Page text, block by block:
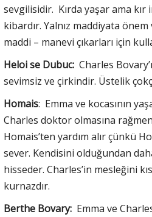
sevgilisidir. Kırda yaşar ama kır
kibardır. Yalnız maddiyata önem
maddi – manevi çıkarları için
Heloi se Dubuc: Charles
sevimsiz ve çirkindir. Üstelik
Homais: Emma ve kocasının
Charles doktor olmasına
Homais’ten yardım alır çünkü
sever. Kendisini olduğundan
hisseder. Charles’in mesleğini
kurnazdır.
Berthe Bovary: Emma ve